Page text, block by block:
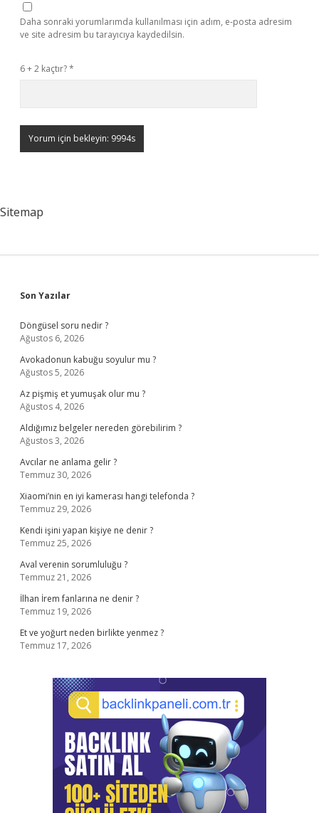
Daha sonraki yorumlarımda kullanılması için adım, e-posta adresim
ve site adresim bu tarayıcıya kaydedilsin.
6 + 2 kaçtır?*
Sitemap
Sidebar
Son Yazılar
Döngüsel soru nedir ?
Ağustos 6, 2026
Avokadonun kabuğu soyulur mu ?
Ağustos 5, 2026
Az pişmiş et yumuşak olur mu ?
Ağustos 4, 2026
Aldığımız belgeler nereden görebilirim ?
Ağustos 3, 2026
Avcılar ne anlama gelir ?
Temmuz 30, 2026
Xiaomi’nin en iyi kamerası hangi telefonda ?
Temmuz 29, 2026
Kendi işini yapan kişiye ne denir ?
Temmuz 25, 2026
Aval verenin sorumluluğu ?
Temmuz 21, 2026
İlhan İrem fanlarına ne denir ?
Temmuz 19, 2026
Et ve yoğurt neden birlikte yenmez ?
Temmuz 17, 2026